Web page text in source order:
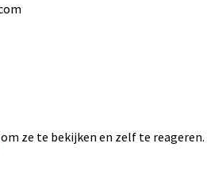
om ze te bekijken en zelf te reageren.